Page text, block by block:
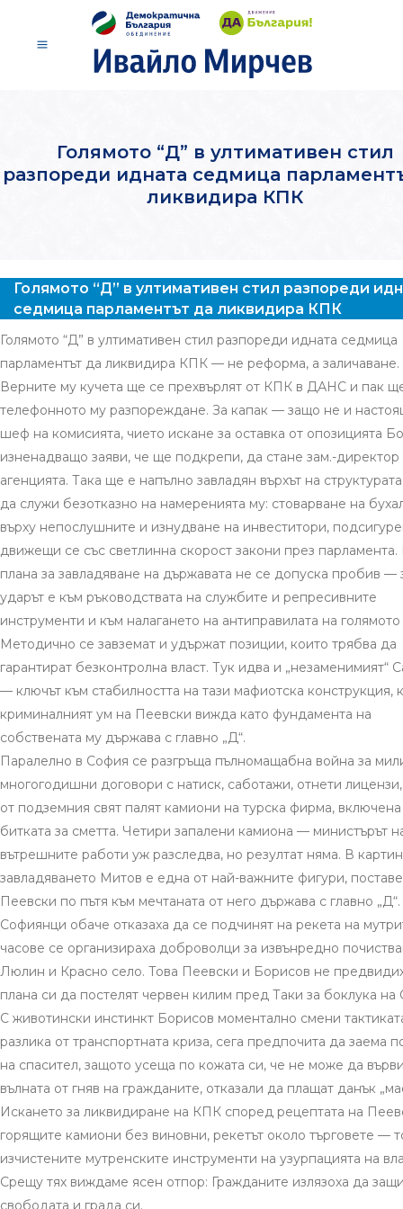
Голямото “Д” в ултимативен стил
разпореди идната седмица
ликвидира КПК
Голямото “Д” в ултимативен стил разпореди
седмица парламентът да ликвидира КПК
Голямото “Д” в ултимативен стил разпореди идната седмица
парламентът да ликвидира КПК — не реформа, а заличаване.
Верните му кучета ще се прехвърлят от КПК в ДАНС и пак
телефонното му разпореждане. За капак — защо не и
шеф на комисията, чието искане за оставка от опозицията
изненадващо заяви, че ще подкрепи, да стане зам.-директор
агенцията. Така ще е напълно завладян върхът на
да служи безотказно на намеренията му: стоварване на
върху непослушните и изнудване на инвеститори,
движещи се със светлинна скорост закони през парламента.
плана за завладяване на държавата не се допуска пробив —
ударът е към ръководствата на службите и репресивните
инструменти и към налагането на антиправилата на голямото
Методично се завземат и удържат позиции, които трябва да
гарантират безконтролна власт. Тук идва и „незаменимият“
— ключът към стабилността на тази мафиотска конструкция,
криминалният ум на Пеевски вижда като фундамента на
собствената му държава с главно „Д“.
Паралелно в София се разгръща пълномащабна война за
многогодишни договори с натиск, саботажи, отнети
от подземния свят палят камиони на турска фирма,
битката за сметта. Четири запалени камиона — министърът
вътрешните работи уж разследва, но резултат няма. В
завладяването Митов е една от най-важните фигури,
Пеевски по пътя към мечтаната от него държава с главно „Д“.
Софиянци обаче отказаха да се подчинят на рекета на
часове се организираха доброволци за извънредно
Люлин и Красно село. Това Пеевски и Борисов не
плана си да постелят червен килим пред Таки за боклука на
С животински инстинкт Борисов моментално смени
разлика от транспортната криза, сега предпочита да заема
на спасител, защото усеща по кожата си, че не може да
вълната от гняв на гражданите, отказали да плащат данък
Искането за ликвидиране на КПК според рецептата на
горящите камиони без виновни, рекетът около търговете —
изчистените мутренските инструменти на узурпацията на
Срещу тях виждаме ясен отпор: Гражданите излязоха да
свободата и града си.